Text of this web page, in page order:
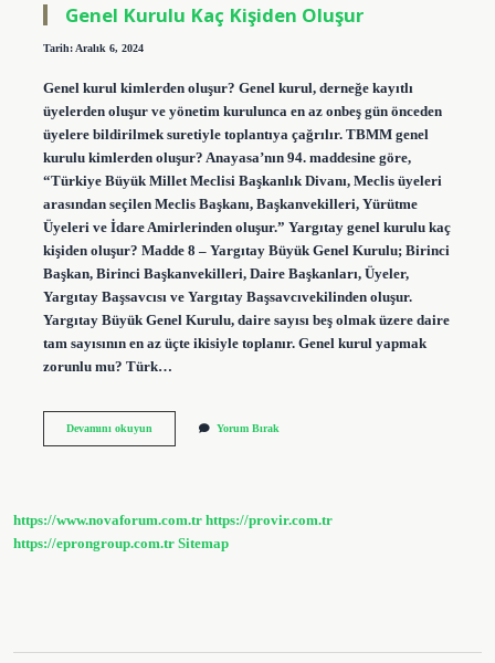
Genel Kurulu Kaç Kişiden Oluşur
Tarih: Aralık 6, 2024
Genel kurul kimlerden oluşur? Genel kurul, derneğe kayıtlı
üyelerden oluşur ve yönetim kurulunca en az onbeş gün önceden
üyelere bildirilmek suretiyle toplantıya çağrılır. TBMM genel
kurulu kimlerden oluşur? Anayasa’nın 94. maddesine göre,
“Türkiye Büyük Millet Meclisi Başkanlık Divanı, Meclis üyeleri
arasından seçilen Meclis Başkanı, Başkanvekilleri, Yürütme
Üyeleri ve İdare Amirlerinden oluşur.” Yargıtay genel kurulu kaç
kişiden oluşur? Madde 8 – Yargıtay Büyük Genel Kurulu; Birinci
Başkan, Birinci Başkanvekilleri, Daire Başkanları, Üyeler,
Yargıtay Başsavcısı ve Yargıtay Başsavcıvekilinden oluşur.
Yargıtay Büyük Genel Kurulu, daire sayısı beş olmak üzere daire
tam sayısının en az üçte ikisiyle toplanır. Genel kurul yapmak
zorunlu mu? Türk…
Devamını okuyunGenel
Yorum Bırak
https://www.novaforum.com.tr https://provir.com.tr
https://eprongroup.com.tr Sitemap